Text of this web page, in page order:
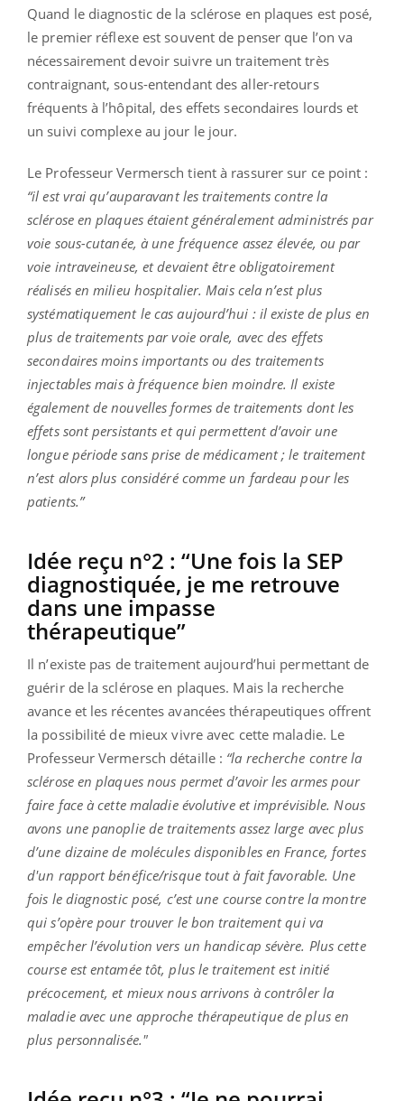
Quand le diagnostic de la sclérose en plaques est posé,
le premier réflexe est souvent de penser que l’on va
nécessairement devoir suivre un traitement très
contraignant, sous-entendant des aller-retours
fréquents à l’hôpital, des effets secondaires lourds et
un suivi complexe au jour le jour.
Le Professeur Vermersch tient à rassurer sur ce point :
“il est vrai qu’auparavant les traitements contre la
sclérose en plaques étaient généralement administrés par
voie sous-cutanée, à une fréquence assez élevée, ou par
voie intraveineuse, et devaient être obligatoirement
réalisés en milieu hospitalier. Mais cela n’est plus
systématiquement le cas aujourd’hui : il existe de plus en
plus de traitements par voie orale, avec des effets
secondaires moins importants ou des traitements
injectables mais à fréquence bien moindre. Il existe
également de nouvelles formes de traitements dont les
effets sont persistants et qui permettent d’avoir une
longue période sans prise de médicament ; le traitement
n’est alors plus considéré comme un fardeau pour les
patients.”
Idée reçu n°2 : “Une fois la SEP
diagnostiquée, je me retrouve
dans une impasse
thérapeutique”
Il n’existe pas de traitement aujourd’hui permettant de
guérir de la sclérose en plaques. Mais la recherche
avance et les récentes avancées thérapeutiques offrent
la possibilité de mieux vivre avec cette maladie. Le
Professeur Vermersch détaille : “la recherche contre la
sclérose en plaques nous permet d’avoir les armes pour
faire face à cette maladie évolutive et imprévisible. Nous
avons une panoplie de traitements assez large avec plus
d’une dizaine de molécules disponibles en France, fortes
d'un rapport bénéfice/risque tout à fait favorable. Une
fois le diagnostic posé, c’est une course contre la montre
qui s’opère pour trouver le bon traitement qui va
empêcher l’évolution vers un handicap sévère. Plus cette
course est entamée tôt, plus le traitement est initié
précocement, et mieux nous arrivons à contrôler la
maladie avec une approche thérapeutique de plus en
plus personnalisée."